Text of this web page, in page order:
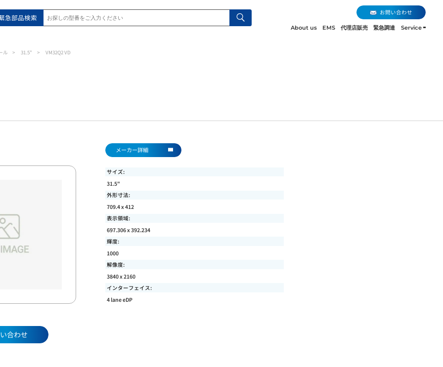
急部品検索
お問い合わせ
About us EMS 代理店販売 緊急調達 Service
ル 31.5" VM32Q2 VD
合わせ
メーカー詳細
サイズ:
31.5"
外形寸法:
709.4 x 412
表示領域:
697.306 x 392.234
輝度:
1000
解像度:
3840 x 2160
インターフェイス:
4 lane eDP